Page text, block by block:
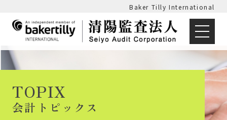
Baker Tilly International
TOPIX
会計トピックス